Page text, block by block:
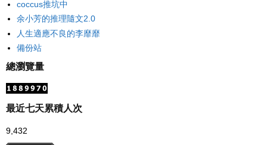
coccus推坑中
余小芳的推理隨文2.0
人生適應不良的李靡靡
備份站
總瀏覽量
最近七天累積人次
9,432